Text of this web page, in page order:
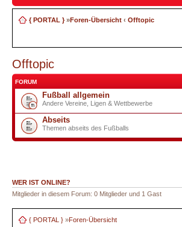
{ PORTAL }»Foren-Übersicht ‹ Offtopic
Offtopic
FORUM
Fußball allgemein
Andere Vereine, Ligen & Wettbewerbe
Abseits
Themen abseits des Fußballs
WER IST ONLINE?
Mitglieder in diesem Forum: 0 Mitglieder und 1 Gast
{ PORTAL } »Foren-Übersicht